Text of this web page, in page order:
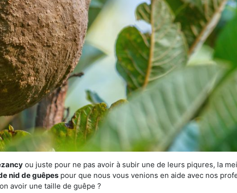
ou juste pour ne pas avoir à subir une de leurs piqures, la
nid de guêpes pour que nous vous venions en aide avec nos
avoir une taille de guêpe ?